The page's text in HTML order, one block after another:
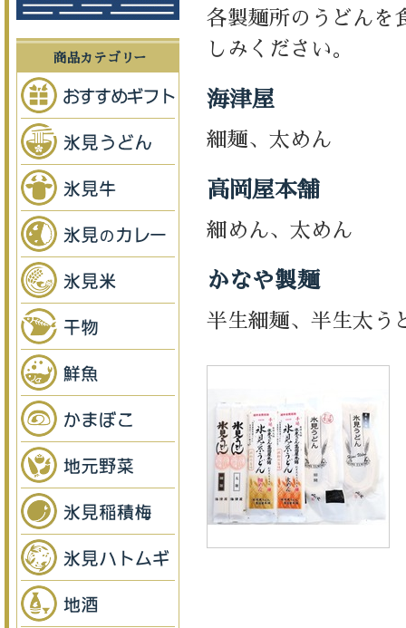
各製麺所のうどんを
しみください。
海津屋
細麺、太めん
高岡屋本舗
細めん、太めん
かなや製麺
半生細麺、半生太う
商品カテゴリー